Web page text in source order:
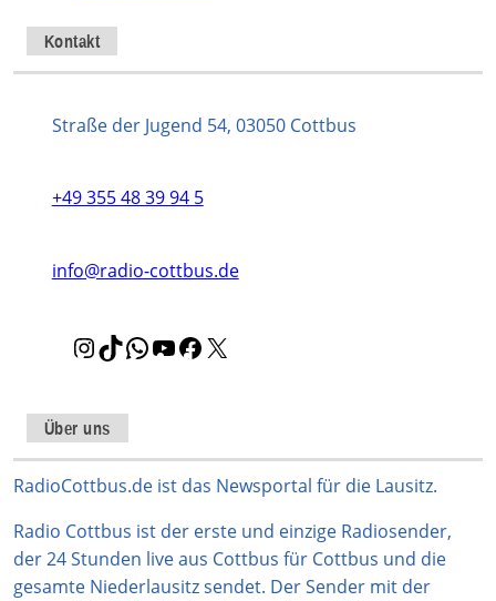
Kontakt
Straße der Jugend 54, 03050 Cottbus
+49 355 48 39 94 5
info@radio-cottbus.de
I
t
a
g
a
m
T
o
k
W
s
A
p
Y
u
b
F
b
o
k
Über uns
RadioCottbus.de ist das Newsportal für die Lausitz.
Radio Cottbus ist der erste und einzige Radiosender,
der 24 Stunden live aus Cottbus für Cottbus und die
gesamte Niederlausitz sendet. Der Sender mit der